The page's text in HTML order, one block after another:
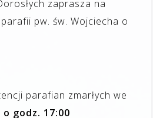
zaprasza na
pw. św. Wojciecha o
parafian zmarłych we
o godz. 17:00